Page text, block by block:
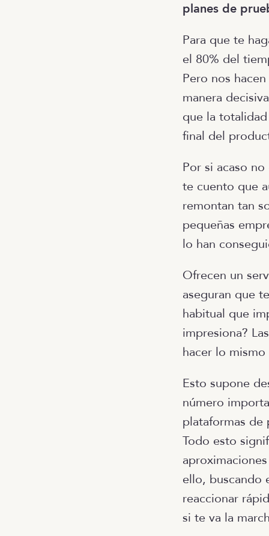
planes de
Para que te
el 80% del
Pero nos
manera
que la
final del
Por si acaso
te cuento que
remontan tan
pequeñas
lo han
Ofrecen un
aseguran que
habitual que
impresiona?
hacer lo
Esto supone
número
plataformas
Todo esto
ello, buscando
reaccionar
si te va la